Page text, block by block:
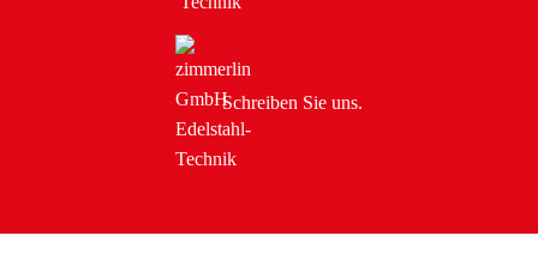
Schreiben Sie uns.